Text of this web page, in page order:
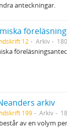
anteckningar.
12 Arkiv
arkiv
199 Arkiv
av en volym